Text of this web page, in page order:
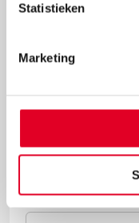
Statistieken
Marketing
kies het aantal